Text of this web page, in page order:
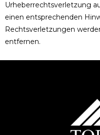
Urheberrechtsverletzung
einen entsprechenden
Rechtsverletzungen
entfernen.